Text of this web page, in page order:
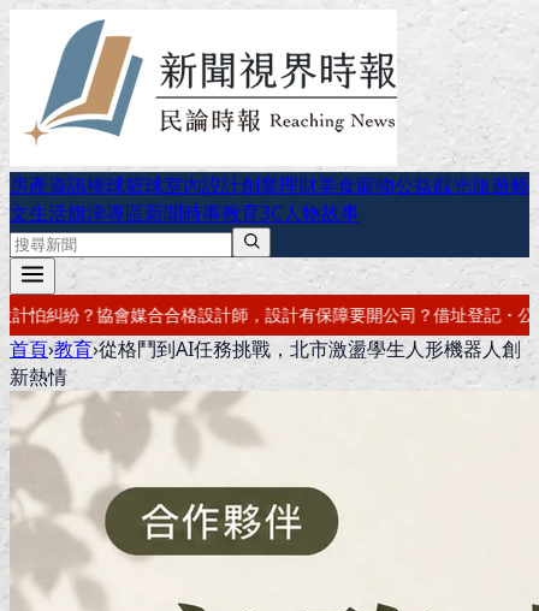
房產資訊棒球籃球室內設計創業理財美食寵物公益觀光旅遊藝
文生活旗津專區新聞時事教育3C人物故事
保障要開公司？借址登記・公司設立・工商登記一次辦好記帳報稅・節
首頁›教育›從格鬥到AI任務挑戰，北市激盪學生人形機器人創
新熱情